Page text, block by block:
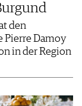
den
Pierre Damoy
in der Region